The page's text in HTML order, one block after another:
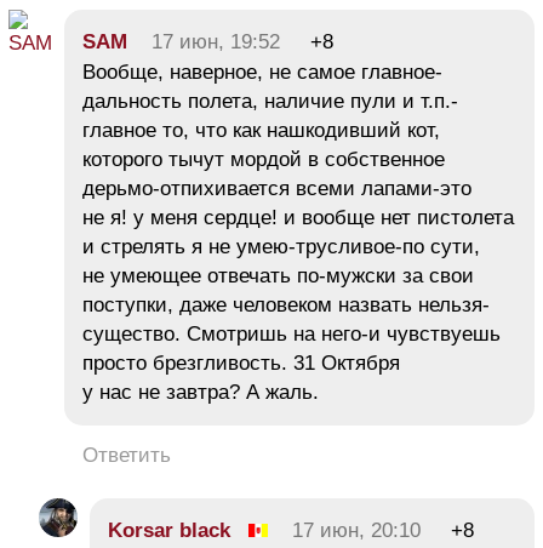
SAM 17 июн, 19:52
+8
Вообще, наверное, не самое главное-
дальность полета, наличие пули и т.п.-
главное то, что как нашкодивший кот,
которого тычут мордой в собственное
дерьмо-отпихивается всеми лапами-это
не я! у меня сердце! и вообще нет пистолета
и стрелять я не умею-трусливое-по сути,
не умеющее отвечать по-мужски за свои
поступки, даже человеком назвать нельзя-
существо. Смотришь на него-и чувствуешь
просто брезгливость. 31 Октября
у нас не завтра? А жаль.
Ответить
Korsar black 17 июн, 20:10
+8